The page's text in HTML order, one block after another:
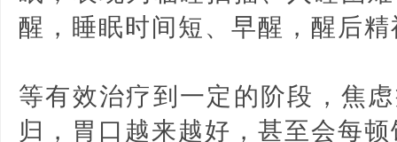
醒，睡眠时间短、早醒，醒后
等有效治疗到一定的阶段，焦
归，胃口越来越好，甚至会每